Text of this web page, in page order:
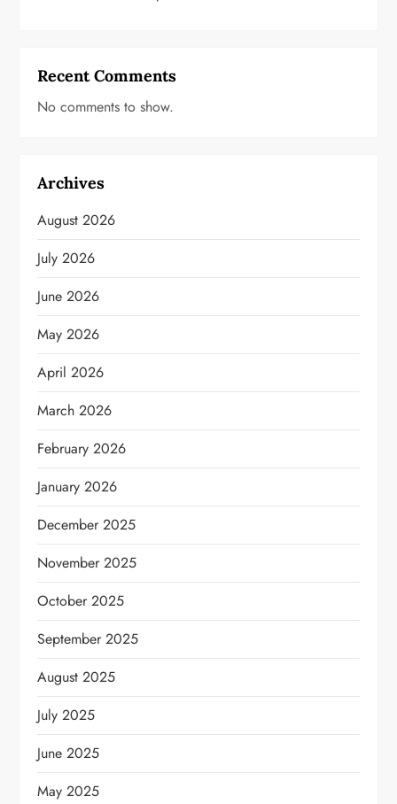
Recent Comments
No comments to show.
Archives
August 2026
July 2026
June 2026
May 2026
April 2026
March 2026
February 2026
January 2026
December 2025
November 2025
October 2025
September 2025
August 2025
July 2025
June 2025
May 2025